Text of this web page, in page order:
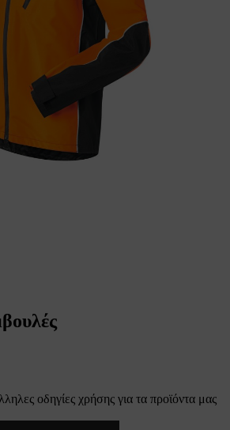
οδηγίες χρήσης για τα προϊόντα μας